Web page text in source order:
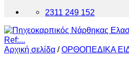
2311 249 152
Αρχική σελίδα / ΟΡΘΟΠΕΔΙΚΑ